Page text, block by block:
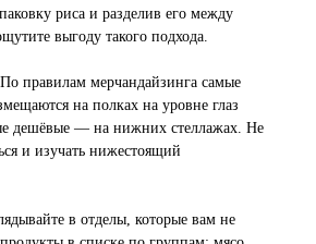
риса и разделив его между
выгоду такого подхода.
правилам мерчандайзинга самые
на полках на уровне глаз
дешёвые — на нижних стеллажах. Не
и изучать нижестоящий
в отделы, которые вам не